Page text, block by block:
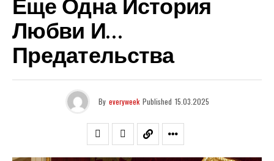
Еще Одна История
Любви И…
Предательства
By everyweek Published 15.03.2025